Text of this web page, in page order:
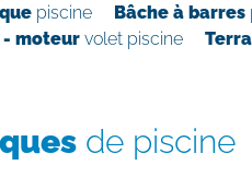
piscine Bâche à barres
- moteur volet piscine
de piscine